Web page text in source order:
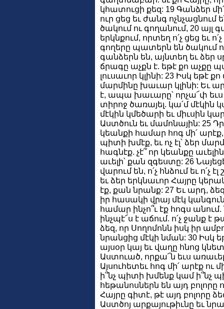
կհատուցի քեզ: 19 Գանձեր
ուր ցեց եւ ժանգ
ծակում ու գողանում, 20 այլ
երկնքում, որտեղ ո՛չ ցեց եւ
գողերը պատերն են ծակում
գանձերն են, այնտեղ եւ ձեր
ճրագը աչքն է. եթէ քո աչքը
լուսաւոր կլինի: 23 Իսկ եթէ
մարմինը խաւար կլինի: Եւ
է, ապա խաւարը՝ որչա՜փ եւս
տիրոջ ծառայել. կա՛մ մէկին
մէկին կմեծարի եւ միւսին
Աստծուն եւ մամոնային: 25
կեանքի համար հոգ մի՛
պիտի խմէք, եւ ոչ էլ՝ ձեր
հագնէք. չէ՞ որ կեանքը
աւելի՝ քան զգեստը: 26
վարում են, ո՛չ հնձում եւ ո՛չ
եւ ձեր երկնաւոր Հայրը
էք, քան նրանք: 27 Եւ արդ,
իր հասակի վրայ մէկ
համար ինչո՞ւ էք հոգս անում.
ինչպէ՜ս է աճում. ո՛չ ջանք է
ձեզ, որ Սողոմոնն իսկ իր
նրանցից մէկի նման: 30 Իսկ
այսօր կայ եւ վաղը հնոց
Աստուած, որքա՜ն եւս
Այսուհետեւ հոգ մի՛ արէք ու
ի՞նչ պիտի խմենք կամ ի՞նչ
հեթանոսներն են այդ բոլորը
Հայրը գիտէ, թէ այդ բոլորը
Աստծոյ արքայութիւնը եւ